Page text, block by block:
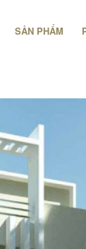
SẢN PHẨM